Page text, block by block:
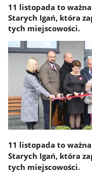
11 listopada to
Starych Igań, która
tych miejscowości.
11 listopada to
Starych Igań, która
tych miejscowości.